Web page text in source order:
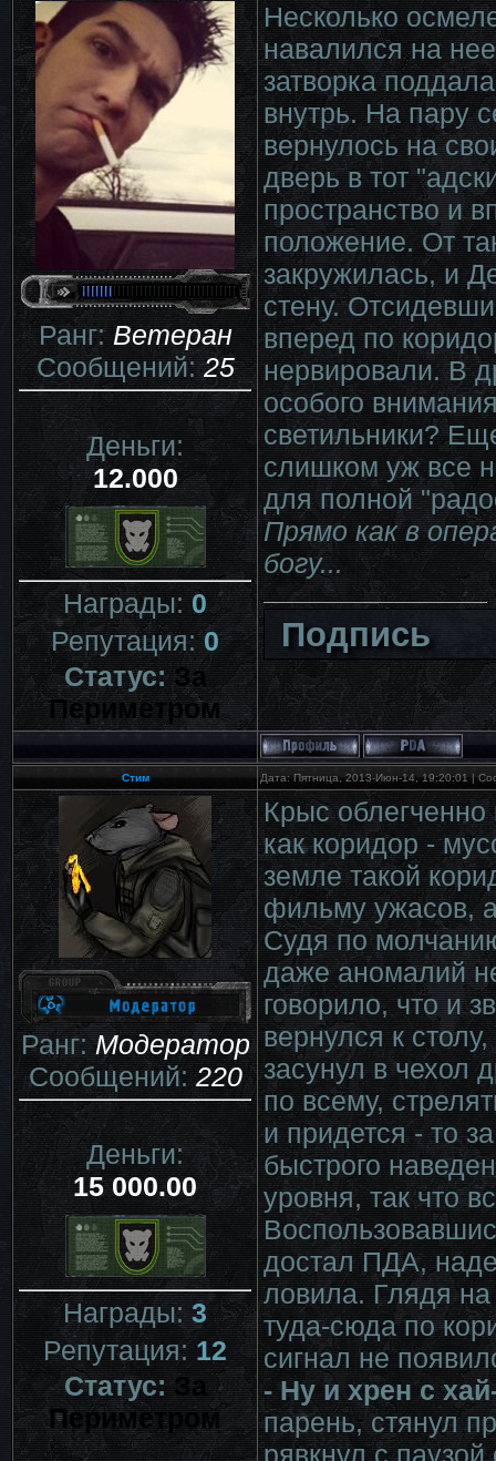
Ранг:Ветеран
Сообщений:25
Деньги:
12.000
Награды:0
Репутация:0
Статус:За
Периметром
Несколько
навалился на
затворка
внутрь. На пару
вернулось на
дверь в тот
пространство и
положение. От
закружилась, и
стену.
вперед по
нервировали. В
особого
светильники?
слишком уж все
для полной
Прямо как в
богу...
Подпись
Стим Дата: Пятница, 2013-Июн-14, 19:20:01 |
Ранг:Модератор
Сообщений:220
Деньги:
15 000.00
Награды:3
Репутация: 12
Статус:За
Периметром
Крыс облегченно
как коридор -
земле такой
фильму ужасов,
Судя по
даже аномалий
говорило, что и
вернулся к
засунул в чехол
по всему,
и придется - то
быстрого
уровня, так что
достал ПДА,
ловила. Глядя на
туда-сюда по
сигнал не
- Ну и хрен с
парень, стянул
рявкнул с паузой